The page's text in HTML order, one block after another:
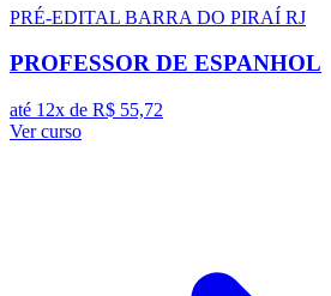
PRÉ-EDITAL BARRA DO PIRAÍ RJ
PROFESSOR DE ESPANHOL
até 12x de R$ 55,72
Ver curso